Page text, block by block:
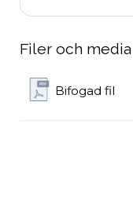
Filer och media
Bifogad fil